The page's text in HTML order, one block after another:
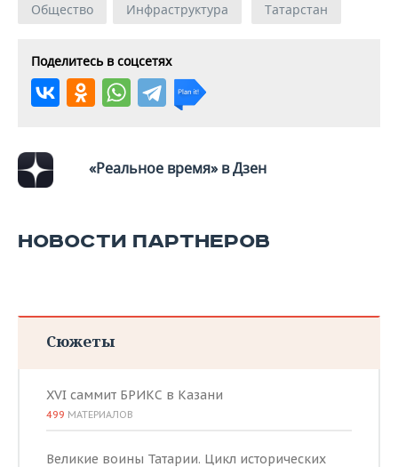
Общество Инфраструктура Татарстан
Поделитесь в соцсетях
«Реальное время» в Дзен
НОВОСТИ ПАРТНЕРОВ
Сюжеты
XVI саммит БРИКС в Казани
499 МАТЕРИАЛОВ
Великие воины Татарии. Цикл исторических